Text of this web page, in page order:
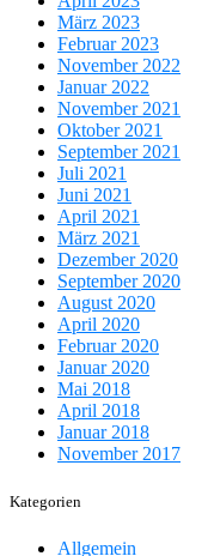
März 2023
Februar 2023
November 2022
Januar 2022
November 2021
Oktober 2021
September 2021
Juli 2021
Juni 2021
April 2021
März 2021
Dezember 2020
September 2020
August 2020
April 2020
Februar 2020
Januar 2020
Mai 2018
April 2018
Januar 2018
November 2017
Kategorien
Allgemein